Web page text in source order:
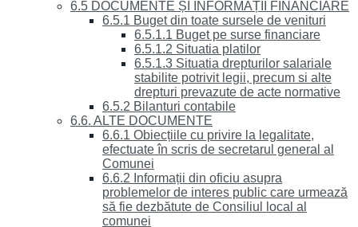
6.5 DOCUMENTE ȘI INFORMAȚII FINANCIARE
6.5.1 Buget din toate sursele de venituri
6.5.1.1 Buget pe surse financiare
6.5.1.2 Situatia platilor
6.5.1.3 Situatia drepturilor salariale
stabilite potrivit legii, precum si alte
drepturi prevazute de acte normative
6.5.2 Bilanturi contabile
6.6. ALTE DOCUMENTE
6.6.1 Obiecțiile cu privire la legalitate,
efectuate în scris de secretarul general al
Comunei
6.6.2 Informații din oficiu asupra
problemelor de interes public care urmează
să fie dezbătute de Consiliul local al
comunei